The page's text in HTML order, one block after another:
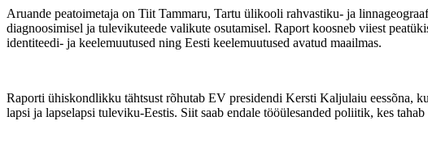
Aruande peatoimetaja on Tiit Tammaru, Tartu ülikooli rahvastiku- ja
diagnoosimisel ja tulevikuteede valikute osutamisel. Raport koosneb viiest
identiteedi- ja keelemuutused ning Eesti keelemuutused avatud maailmas.
Raporti ühiskondlikku tähtsust rõhutab EV presidendi Kersti Kaljulaiu eessõna,
lapsi ja lapselapsi tuleviku-Eestis. Siit saab endale tööülesanded poliitik, kes